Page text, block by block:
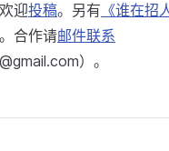
迎投稿。另有 《谁在招
合作请邮件联系
）。